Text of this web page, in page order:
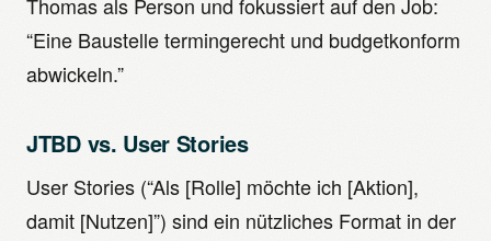
“Eine Baustelle termingerecht und budgetkonform
abwickeln.”
JTBD vs. User Stories
User Stories (“Als [Rolle] möchte ich [Aktion],
damit [Nutzen]”) sind ein nützliches Format in der